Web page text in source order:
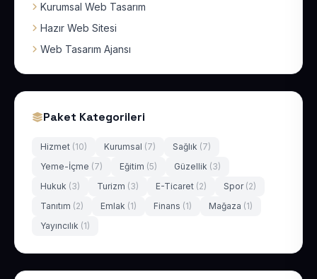
Kurumsal Web Tasarım
Hazır Web Sitesi
Web Tasarım Ajansı
Paket Kategorileri
Hizmet (10) Kurumsal (7) Sağlık (7)
Yeme-İçme (7) Eğitim (5) Güzellik (3)
Hukuk (3) Turizm (3) E-Ticaret (2) Spor (2)
Tanıtım (2) Emlak (1) Finans (1) Mağaza (1)
Yayıncılık (1)